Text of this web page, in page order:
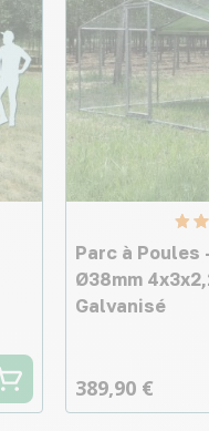
Parc à Poules
Ø38mm
Galvanisé
389,90 €